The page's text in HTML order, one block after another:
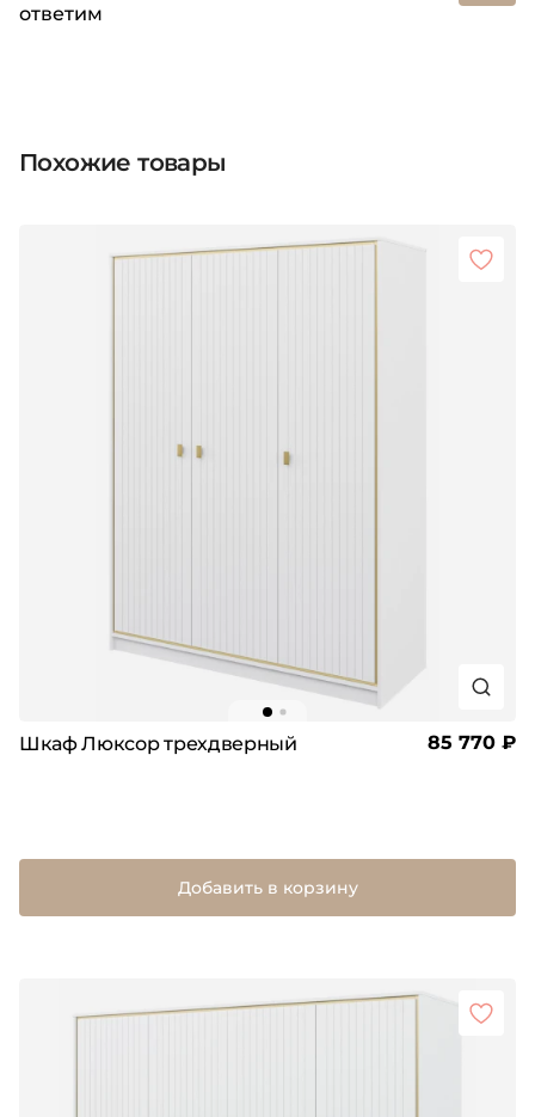
ответим
Похожие товары
Шкаф Люксор трехдверный 85 770 ₽
Добавить в корзину